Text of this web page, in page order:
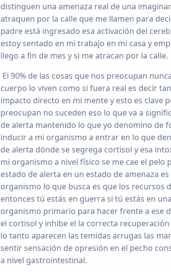
distinguen una amenaza real de una
atraquen por la calle que me llamen para
padre está ingresado esa activación del
estoy sentado en mi trabajo en mi casa y
llego a fin de mes y si me atracan por la calle.
El 90% de las cosas que nos preocupan
cuerpo lo viven como si fuera real es decir
impacto directo en mi mente y esto es clave
preocupan no suceden eso lo que va a
de alerta mantenido lo que yo denomino de
inducir a mi organismo a entrar en lo que
de alerta dónde se segrega cortisol y esa
mi organismo a nivel físico se me cae el
estado de alerta en un estado de amenaza
organismo lo que busca es que los
entonces tú estás en guerra si tú estás en
organismo primario para hacer frente a ese
el cortisol y inhibe el la correcta
lo tanto aparecen las temidas arrugas las
sentir sensación de opresión en el pecho
a nivel gastrointestinal.